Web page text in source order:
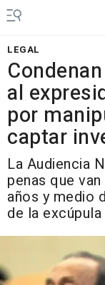
LEGAL
al
por
captar
La Audiencia
penas que
años y medio
de la excúpula